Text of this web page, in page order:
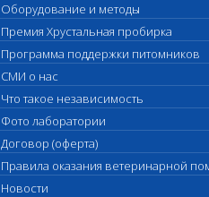
Оборудование и методы
Премия Хрустальная пробирка
Программа поддержки питомников
СМИ о нас
Что такое независимость
Фото лаборатории
Договор (оферта)
Правила оказания ветеринарной
Новости